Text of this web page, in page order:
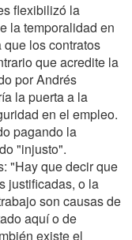
flexibilizó la
la temporalidad en
los contratos
que acredite la
por Andrés
la puerta a la
en el empleo.
pagando la
"injusto".
"Hay que decir que
justificadas, o la
son causas de
aquí o de
existe el